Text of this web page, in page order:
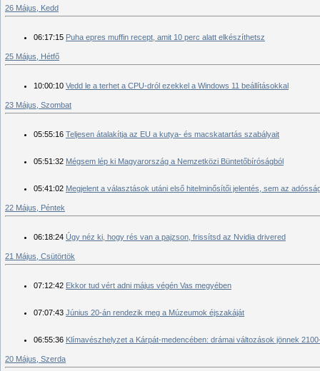
26 Május, Kedd
06:17:15 Puha epres muffin recept, amit 10 perc alatt elkészíthetsz
25 Május, Hétfő
10:00:10 Vedd le a terhet a CPU-dról ezekkel a Windows 11 beállításokkal
23 Május, Szombat
05:55:16 Teljesen átalakítja az EU a kutya- és macskatartás szabályait
05:51:32 Mégsem lép ki Magyarország a Nemzetközi Büntetőbíróságból
05:41:02 Megjelent a választások utáni első hitelminősítői jelentés, sem az
22 Május, Péntek
06:18:24 Úgy néz ki, hogy rés van a pajzson, frissítsd az Nvidia drivered
21 Május, Csütörtök
07:12:42 Ekkor tud vért adni május végén Vas megyében
07:07:43 Június 20-án rendezik meg a Múzeumok éjszakáját
06:55:36 Klímavészhelyzet a Kárpát-medencében: drámai változások jönnek
20 Május, Szerda